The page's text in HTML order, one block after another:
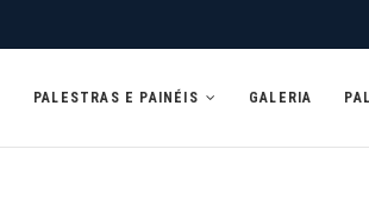
PALESTRAS E PAINÉIS GALERIA